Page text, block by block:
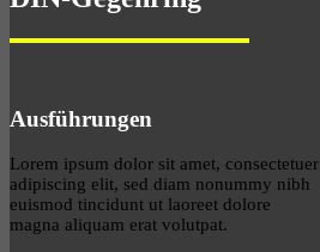
Ausführungen
Lorem ipsum dolor sit amet, consectetuer
adipiscing elit, sed diam nonummy nibh
euismod tincidunt ut laoreet dolore
magna aliquam erat volutpat.